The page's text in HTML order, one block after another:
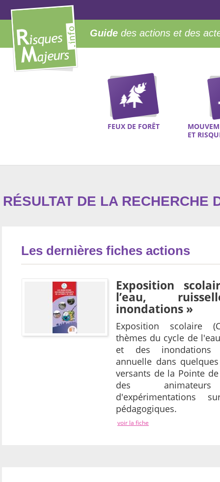
Guide des actions et des
FEUX DE FORÊT
ET
RÉSULTAT DE LA RECHERCHE
Les dernières fiches actions
Exposition
l’eau,
inondations »
Exposition scolaire
thèmes du cycle de
et des inondations
annuelle dans
versants de la Pointe
des animateurs
d'expérimentations
pédagogiques.
voir la fiche